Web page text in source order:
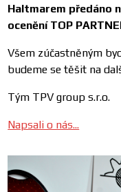
Haltmarem předáno
ocenění TOP
Všem zúčastněným
budeme se těšit na
Tým TPV group s.r.o.
Napsali o nás...